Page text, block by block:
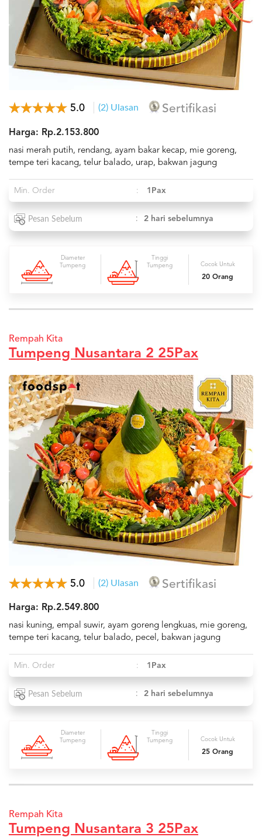
5.0 (2) Ulasan Sertifikasi
Harga: Rp.2.153.800
nasi merah putih, rendang, ayam bakar kecap, mie goreng,
tempe teri kacang, telur balado, urap, bakwan jagung
Min. Order : 1Pax
Pesan Sebelum : 2 hari sebelumnya
Diameter
Tumpeng
Tinggi
Tumpeng
Cocok Untuk
20 Orang
Rempah Kita
Tumpeng Nusantara 2 25Pax
5.0 (2) Ulasan Sertifikasi
Harga: Rp.2.549.800
nasi kuning, empal suwir, ayam goreng lengkuas, mie goreng,
tempe teri kacang, telur balado, pecel, bakwan jagung
Min. Order : 1Pax
Pesan Sebelum : 2 hari sebelumnya
Diameter
Tumpeng
Tinggi
Tumpeng
Cocok Untuk
25 Orang
Rempah Kita
Tumpeng Nusantara 3 25Pax